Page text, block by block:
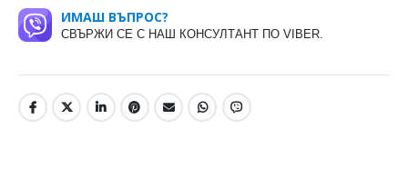
ИМАШ ВЪПРОС?
СВЪРЖИ СЕ С НАШ КОНСУЛТАНТ ПО VIBER.